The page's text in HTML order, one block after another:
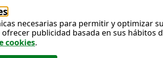
necesarias para permitir y optimizar
publicidad basada en sus
cookies.